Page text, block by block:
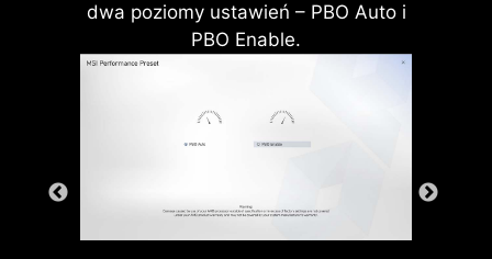
dwa poziomy ustawień – PBO Auto i
PBO Enable.
* Powyższa ilustracja ma charakter